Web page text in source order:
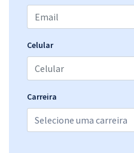
Celular
Carreira